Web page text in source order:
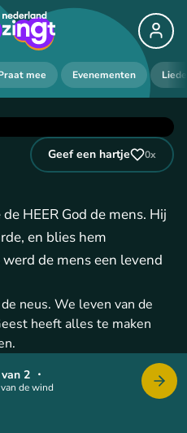
mee Evenementen
de wind
2・
Geef een hartje 0x
HEER God de mens. Hij
en blies hem
de mens een levend
neus. We leven van de
heeft alles te maken